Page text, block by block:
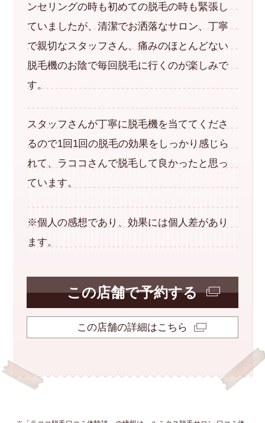
ンセリングの時も初めての脱毛の時も緊張し
ていましたが、清潔でお洒落なサロン、丁寧
で親切なスタッフさん、痛みのほとんどない
脱毛機のお陰で毎回脱毛に行くのが楽しみで
す。
スタッフさんが丁寧に脱毛機を当ててくださ
るので1回1回の脱毛の効果をしっかり感じら
れて、ラココさんで脱毛して良かったと思っ
ています。
※個人の感想であり、効果には個人差があり
ます。
この店舗で予約する
この店舗の詳細はこちら